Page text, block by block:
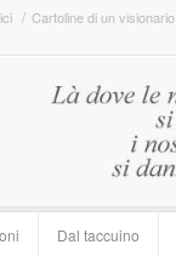
Cartoline di un visionario
Dal taccuino